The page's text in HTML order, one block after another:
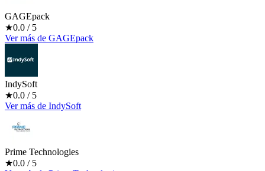
GAGEpack
★0.0 / 5
Ver más de GAGEpack
IndySoft
★0.0 / 5
Ver más de IndySoft
Prime Technologies
★0.0 / 5